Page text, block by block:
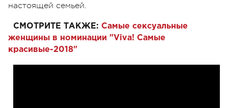
настоящей семьей.
СМОТРИТЕ ТАКЖЕ: Самые сексуальные
женщины в номинации "Viva! Самые
красивые-2018"